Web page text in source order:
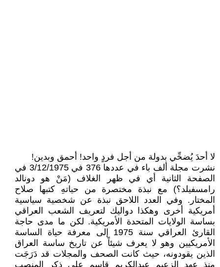
لا أحدَ يُضحِّي بدولة من أجل فردٍ واحد! أحمق وبدين!
نشرت مجلة ألف باء في عددها 376 في 3/12/1975 في
الصفحة الثانية أي في ظهر الغلاف (مَنْ هو دونالد
رامسفيلد؟) مع نبذة مختصرة من حياتهِ كتبها صلاح
المختار. وفي العدد اللاحق نبذة عن شخصية سياسية
أمريكية أخرى وهكذا دواليك لتعريف الشعب العراقي
بساسة الولايات المتحدة الأمريكية. لكن ما مدى حاجة
القارئ العراقي سنة 1975 إلى معرفة حياة الساسة
الأمريكيين وهو لا يعرف شيئاً عن تاريخ ساسة العراق
الذين يقودونه، حيث كانت الصحف والمجلات قد دَرَجَت
منذ عهد الزعيم عبدالكريم قاسم على ذكر المنصب